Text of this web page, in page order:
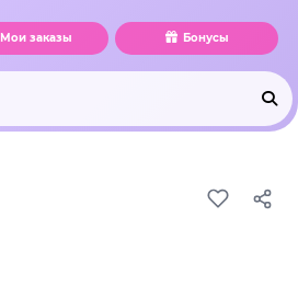
Мои заказы Бонусы